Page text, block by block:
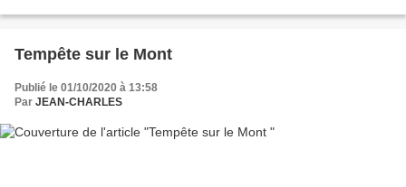
Tempête sur le Mont
Publié le 01/10/2020 à 13:58
Par JEAN-CHARLES